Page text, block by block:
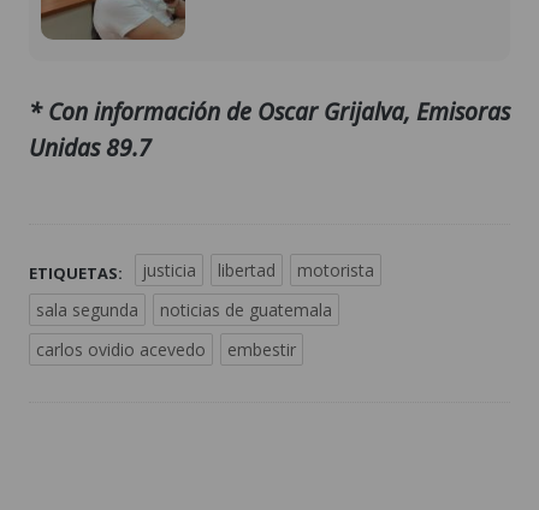
* Con información de Oscar Grijalva, Emisoras
Unidas 89.7
ETIQUETAS: justicia libertad
motorista
sala segunda
noticias de guatemala
carlos ovidio acevedo
embestir